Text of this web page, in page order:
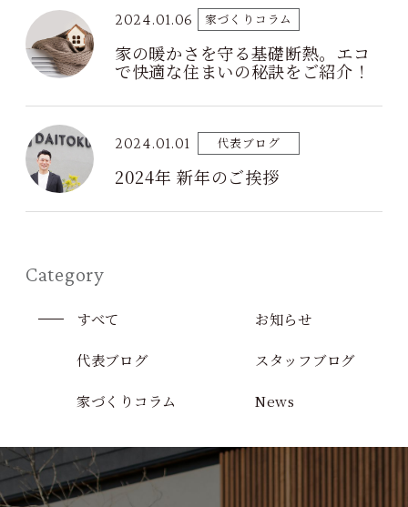
Category
すべて お知らせ
代表ブログ スタッフブログ
家づくりコラム News
2024.01.06 家づくりコラム
家の暖かさを守る基礎断熱。エコ
で快適な住まいの秘訣をご紹介！
2024.01.01 代表ブログ
2024年 新年のご挨拶